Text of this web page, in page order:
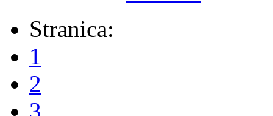
Stranica:
1
2
3